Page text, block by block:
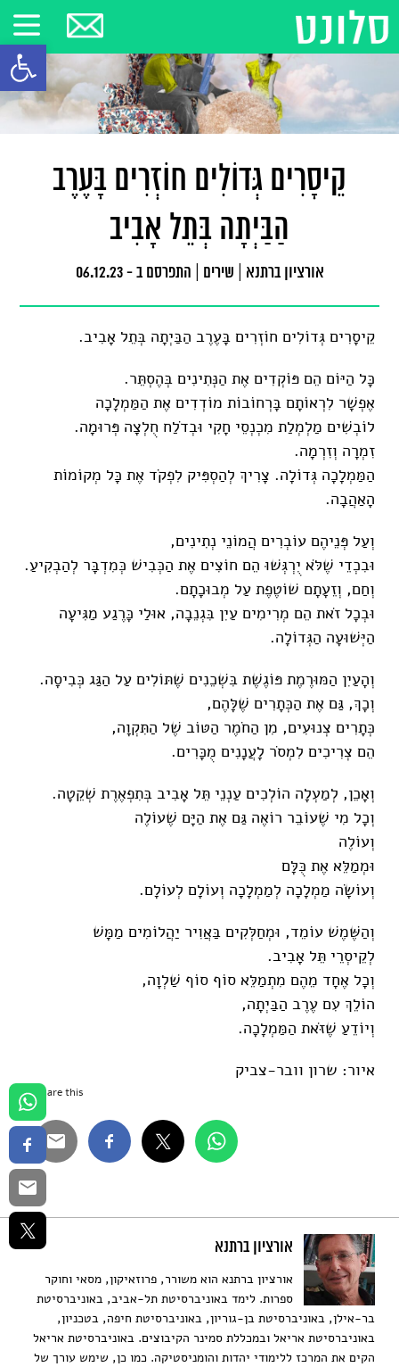
פתח
קֵיסָרִים גְּדוֹלִים חוֹזְרִים בָּעֶרֶב
הַבַּיְתָה בְּתֵל אָבִיב
אורציון ברתנא שירים התפרסם ב - 06.12.23
קֵיסָרִים גְּדוֹלִים חוֹזְרִים בָּעֶרֶב הַבַּיְתָה בְּתֵל אָבִיב.
כָּל הַיּוֹם הֵם פּוֹקְדִים אֶת הַנְּתִינִים בְּהֶסְתֵּר.
אֶפְשָׁר לִרְאוֹתָם בָּרְחוֹבוֹת מוֹדְדִים אֶת הַמַּמְלָכָה
לוֹבְשִׁים מַלְמְלַת מִכְנְסֵי חָקִי וּבְדֹלַח חֻלְצָה פְּרוּמָה.
זִמְרָה וְזִרְמָה.
הַמַּמְלָכָה גְּדוֹלָה. צָרִיךְ לְהַסְפִּיק לִפְקֹד אֶת כָּל מְקוֹמוֹת
הָאַהֲבָה.
וְעַל פְּנֵיהֶם עוֹבְרִים הֲמוֹנֵי נְתִינִים,
וּבִכְדֵי שֶׁלֹּא יֻרְגְּשׁוּ הֵם חוֹצִים אֶת הַכְּבִישׁ כְּמִדְבָּר לְהַבְקִיעַ.
וְחַם, וְזֵעָתָם שׁוֹטֶפֶת עַל מְבוּכָתָם.
וּבְכָל זֹאת הֵם מְרִימִים עַיִן בִּגְנֵבָה, אוּלַי כָּרֶגַע מַגִּיעָה
הַיְּשׁוּעָה הַגְּדוֹלָה.
וְהָעַיִן הַמּוּרֶמֶת פּוֹגֶשֶׁת בִּשְׁכֵנִים שֶׁתּוֹלִים עַל הַגַּג כְּבִיסָה.
וְכָךְ, גַּם אֶת הַכְּתָרִים שֶׁלָּהֶם,
כְּתָרִים צְנוּעִים, מִן הַחֹמֶר הַטּוֹב שֶׁל הַתִּקְוָה,
הֵם צְרִיכִים לִמְסֹר לָעֲנָנִים מֻכָּרִים.
וְאָכֵן, לְמַעְלָה הוֹלְכִים עַנְנֵי תֵּל אָבִיב בְּתִפְאֶרֶת שְׁקֵטָה.
וְכָל מִי שֶׁעוֹבֵר רוֹאֶה גַּם אֶת הַיָּם שֶׁעוֹלֶה
וְעוֹלֶה
וּמְמַלֵּא אֶת כֻּלָּם
וְעוֹשָׂה מַמְלָכָה לְמַמְלָכָה וְעוֹלָם לְעוֹלָם.
וְהַשֶּׁמֶשׁ עוֹמֵד, וּמְחַלְּקִים בַּאֲוִיר יַהֲלוֹמִים מַמָּשׁ
לְקֵיסְרֵי תֵּל אָבִיב.
וְכָל אֶחָד מֵהֶם מִתְמַלֵּא סוֹף סוֹף שַׁלְוָה,
הוֹלֵךְ עִם עֶרֶב הַבַּיְתָה,
וְיוֹדֵעַ שֶׁזֹּאת הַמַּמְלָכָה.
איור: שרון וובר-צביק
Share this...
אורציון ברתנא
אורציון ברתנא הוא משורר, פרוזאיקון, מסאי וחוקר
ספרות. לימד באוניברסיטת תל-אביב, באוניברסיטת
בר-אילן, באוניברסיטת בן-גוריון, באוניברסיטת חיפה, בטכניון,
באוניברסיטת אריאל ובמכללת סמינר הקיבוצים. באוניברסיטת אריאל
הקים את המרכז ללימודי יהדות והומניסטיקה. כמו כן, שימש עורך של